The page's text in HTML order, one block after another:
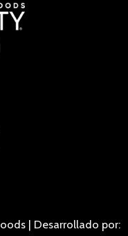
| Desarrollado por: